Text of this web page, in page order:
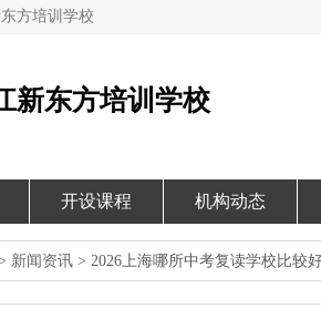
方培训学校
新东方培训学校
开设课程 机构动态
新闻资讯 > 2026上海哪所中考复读学校比较